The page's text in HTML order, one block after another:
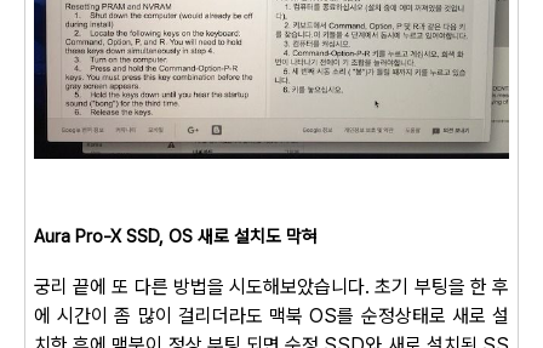
Aura Pro-X SSD, OS 새로 설치도 막혀
궁리 끝에 또 다른 방법을 시도해보았습니다. 초기 부팅을 한 후
에 시간이 좀 많이 걸리더라도 맥북 OS를 순정상태로 새로 설